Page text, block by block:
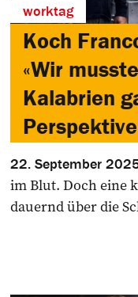
worktag
Koch
«Wir
Kalabrien
22. September
im Blut. Doch eine
dauernd über die